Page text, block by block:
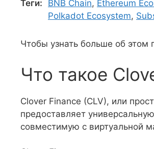
Теги:
BNB Chain, Ethereum
Polkadot Ecosystem,
Чтобы узнать больше об этом
Что такое
Clover Finance (CLV), или
предоставляет
совместимую с виртуальной